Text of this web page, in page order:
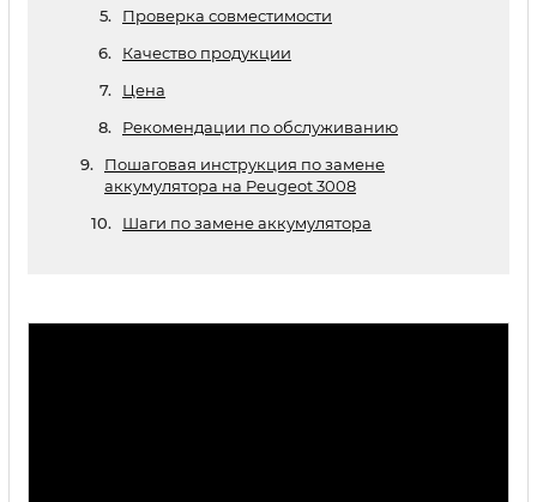
Проверка совместимости
Качество продукции
Цена
Рекомендации по обслуживанию
Пошаговая инструкция по замене
аккумулятора на Peugeot 3008
Шаги по замене аккумулятора